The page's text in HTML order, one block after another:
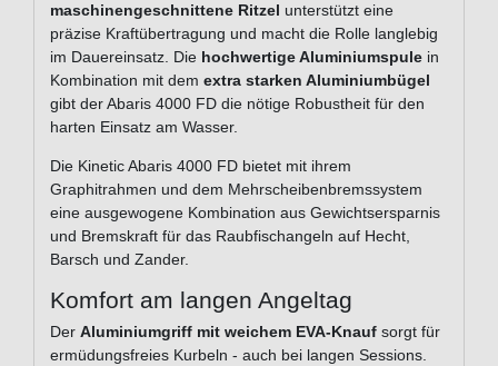
maschinengeschnittene Ritzel unterstützt eine
präzise Kraftübertragung und macht die Rolle langlebig
im Dauereinsatz. Die hochwertige Aluminiumspule in
Kombination mit dem extra starken Aluminiumbügel
gibt der Abaris 4000 FD die nötige Robustheit für den
harten Einsatz am Wasser.
Die Kinetic Abaris 4000 FD bietet mit ihrem
Graphitrahmen und dem Mehrscheibenbremssystem
eine ausgewogene Kombination aus Gewichtsersparnis
und Bremskraft für das Raubfischangeln auf Hecht,
Barsch und Zander.
Komfort am langen Angeltag
Der Aluminiumgriff mit weichem EVA-Knauf sorgt für
ermüdungsfreies Kurbeln - auch bei langen Sessions.